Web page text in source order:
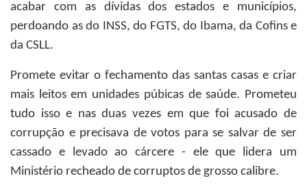
acabar com as dívidas dos estados e municípios,
perdoando as do INSS, do FGTS, do Ibama, da Cofins e
da CSLL.
Promete evitar o fechamento das santas casas e criar
mais leitos em unidades púbicas de saúde. Prometeu
tudo isso e nas duas vezes em que foi acusado de
corrupção e precisava de votos para se salvar de ser
cassado e levado ao cárcere - ele que lidera um
Ministério recheado de corruptos de grosso calibre.